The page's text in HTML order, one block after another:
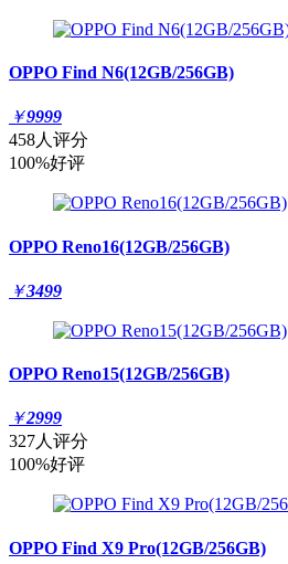
OPPO Find N6(12GB/256GB)
￥9999
458人评分
100%好评
OPPO Reno16(12GB/256GB)
￥3499
OPPO Reno15(12GB/256GB)
￥2999
327人评分
100%好评
OPPO Find X9 Pro(12GB/256GB)